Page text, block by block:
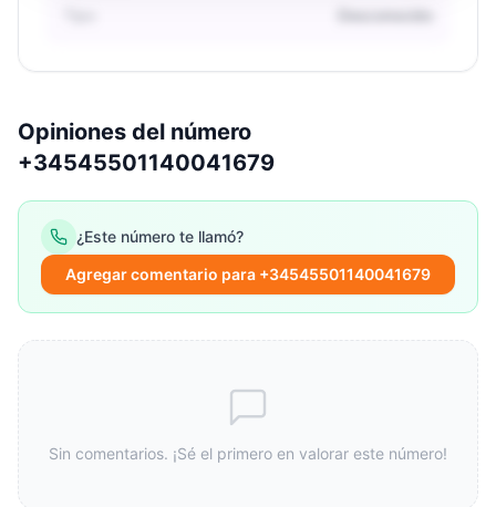
Opiniones del número
+34545501140041679
¿Este número te llamó?
Agregar comentario para +34545501140041679
Sin comentarios. ¡Sé el primero en valorar este número!